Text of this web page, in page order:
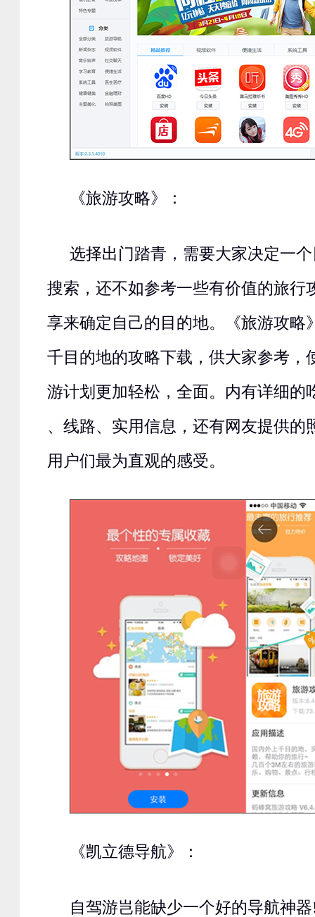
《旅游攻略》：
选择出门踏青，需要大家决定一
搜索，还不如参考一些有价值的旅行
享来确定自己的目的地。《旅游攻略
千目的地的攻略下载，供大家参考，
游计划更加轻松，全面。内有详细的
、线路、实用信息，还有网友提供的
用户们最为直观的感受。
《凯立德导航》：
自驾游岂能缺少一个好的导航神